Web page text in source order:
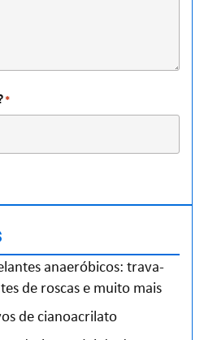
*
anaeróbicos: trava-
de roscas e muito mais
de cianoacrilato